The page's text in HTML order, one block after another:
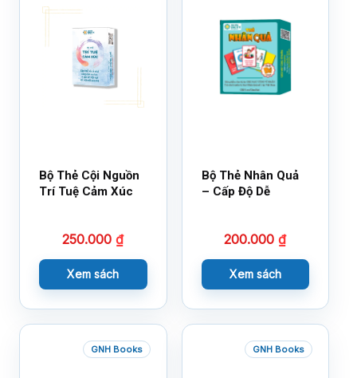
Bộ Thẻ Cội Nguồn
Trí Tuệ Cảm Xúc
250.000₫
Xem sách
Bộ Thẻ Nhân Quả
– Cấp Độ Dễ
200.000₫
Xem sách
GNH Books GNH Books